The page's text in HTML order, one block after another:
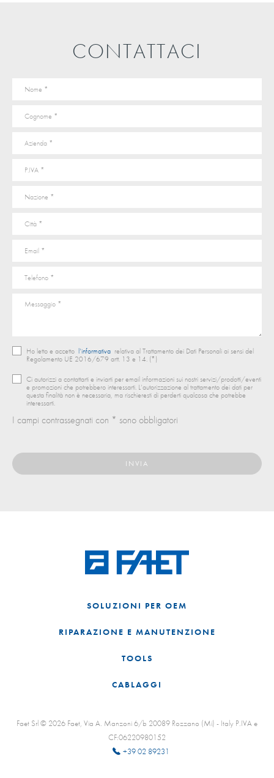
CONTATTACI
Ho letto e accetto l’informativa relativa al Trattamento dei Dati Personali ai sensi del
Regolamento UE 2016/679 artt. 13 e 14. (*)
Ci autorizzi a contattarti e inviarti per email informazioni sui nostri servizi/prodotti/eventi
e promozioni che potrebbero interessarti. L’autorizzazione al trattamento dei dati per
questa finalità non è necessaria, ma rischieresti di perderti qualcosa che potrebbe
interessarti.
I campi contrassegnati con * sono obbligatori
SOLUZIONI PER OEM
RIPARAZIONE E MANUTENZIONE
TOOLS
CABLAGGI
Faet Srl © 2026 Faet, Via A. Manzoni 6/b 20089 Rozzano (Mi) - Italy P.IVA e
CF:06220980152
+39 02 89231